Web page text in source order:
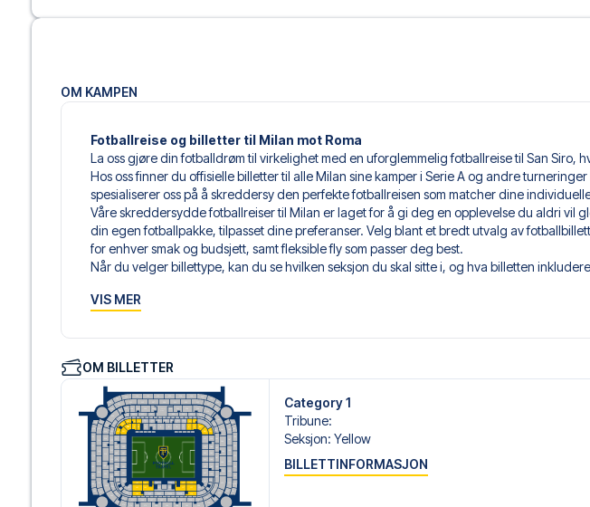
OM KAMPEN
Fotballreise og billetter til Milan mot Roma
La oss gjøre din fotballdrøm til virkelighet med en uforglemmelig fotballreise til San Siro,
Hos oss finner du offisielle billetter til alle Milan sine kamper i Serie A og andre
spesialiserer oss på å skreddersy den perfekte fotballreisen som matcher dine
Våre skreddersydde fotballreiser til Milan er laget for å gi deg en opplevelse du aldri vil
din egen fotballpakke, tilpasset dine preferanser. Velg blant et bredt utvalg av
for enhver smak og budsjett, samt fleksible fly som passer deg best.
Når du velger billettype, kan du se hvilken seksjon du skal sitte i, og hva billetten
til lounge og/eller mat og drikke. Hvis dette er inkludert, vil det være tydelig angitt både
Vi tilbyr et bredt utvalg av håndplukkede hoteller i Milano, som passer til enhver smak og
reisende. Vi tar hensyn til beliggenhet, komfort og pris. Alt du trenger å gjøre er å velge
best. Foretrekker du et spesifikt hotell vi ikke tilbyr, så kontakt oss, og vi skal se hva vi kan
Vi tilbyr fotballpakker til Milan både med og uten fly, så du kan selv velge om du vil stå for
Velger du en av våre komplette pakker med fly, mottar du all nødvendig informasjon om
flydetaljer sammen med reisedokumentene dine – slik at du kan reise trygt og fokusere
fotballopplevelsen.
Trygg booking og personlig service
Din sikkerhet og opplevelse er vår høyeste prioritet. Vi sørger for en problemfri
VIS MER
OM BILLETTER
Category 1
Tribune:
Seksjon: Yellow
BILLETTINFORMASJON